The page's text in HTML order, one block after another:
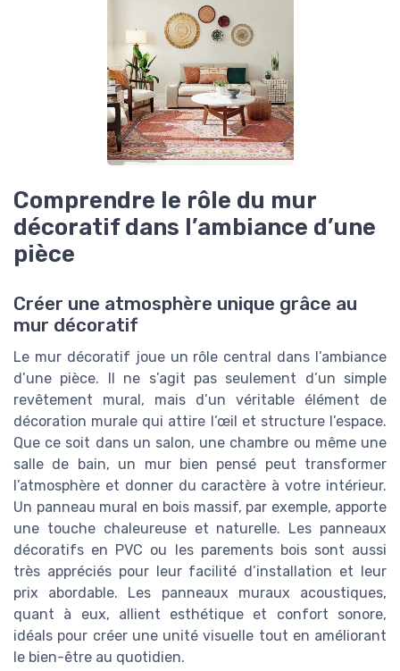
Comprendre le rôle du mur
décoratif dans l’ambiance d’une
pièce
Créer une atmosphère unique grâce au
mur décoratif
Le mur décoratif joue un rôle central dans l’ambiance
d’une pièce. Il ne s’agit pas seulement d’un simple
revêtement mural, mais d’un véritable élément de
décoration murale qui attire l’œil et structure l’espace.
Que ce soit dans un salon, une chambre ou même une
salle de bain, un mur bien pensé peut transformer
l’atmosphère et donner du caractère à votre intérieur.
Un panneau mural en bois massif, par exemple, apporte
une touche chaleureuse et naturelle. Les panneaux
décoratifs en PVC ou les parements bois sont aussi
très appréciés pour leur facilité d’installation et leur
prix abordable. Les panneaux muraux acoustiques,
quant à eux, allient esthétique et confort sonore,
idéals pour créer une unité visuelle tout en améliorant
le bien-être au quotidien.